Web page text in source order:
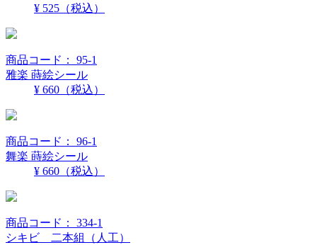
¥ 525 （税込）
商品コード： 95-1
雅楽 蒔絵シール
¥ 660 （税込）
商品コード： 96-1
舞楽 蒔絵シール
¥ 660 （税込）
商品コード： 334-1
シキビ 二本組（人工）